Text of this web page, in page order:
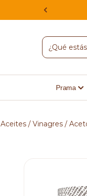
Prama
Aceites / Vinagres /